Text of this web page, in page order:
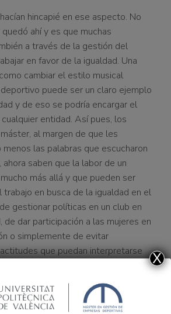
hincapié en ese aspecto. No
ahí y es que muchas
a través de la gestión del
en favor de la igualdad. Una
cambiar el estilo musical
puede ser un claro ejemplo
y de eso se podría encargar el
entidad. Así pues, los
al margen de que les
menos las palabras que escucharon
saben que la labor de un
más allá y que pueden ser
en busca de la igualdad en el
gestionar políticas en un club en
de dar participación a las mujeres en
o simplemente de evitar
que puedan interpretarse
se evidenció en el Congreso y
costará y que necesitará de la
X